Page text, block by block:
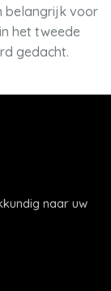
belangrijk voor
het tweede
gedacht.
naar uw